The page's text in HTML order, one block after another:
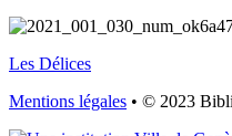
Les Délices
Mentions légales • © 2023